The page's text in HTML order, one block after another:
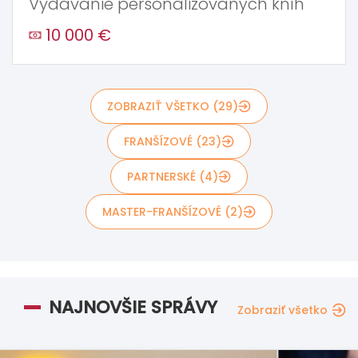
10 000 €
ZOBRAZIŤ VŠETKO (29)
FRANŠÍZOVÉ (23)
PARTNERSKÉ (4)
MASTER-FRANŠÍZOVÉ (2)
NAJNOVŠIE SPRÁVY Zobraziť všetko